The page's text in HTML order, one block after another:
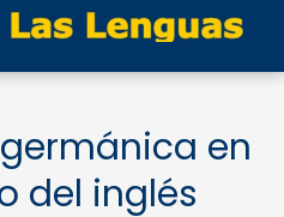
en
del inglés